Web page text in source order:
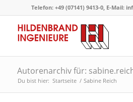
Telefon: +49 (07141) 9413-0, E-Mail:
Autorenarchiv für:
Du bist hier: Startseite / Sabine Reich